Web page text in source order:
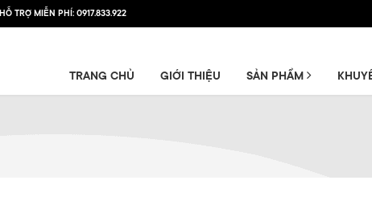
HỖ TRỢ MIỄN PHÍ: 0917.833.922
TRANG CHỦ GIỚI THIỆU SẢN PHẨM